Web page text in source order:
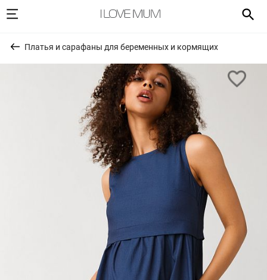
Платья и сарафаны для беременных и кормящих